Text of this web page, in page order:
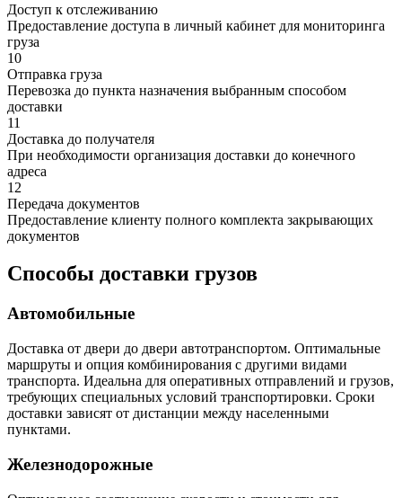
Доступ к отслеживанию
Предоставление доступа в личный кабинет для мониторинга
груза
10
Отправка груза
Перевозка до пункта назначения выбранным способом
доставки
11
Доставка до получателя
При необходимости организация доставки до конечного
адреса
12
Передача документов
Предоставление клиенту полного комплекта закрывающих
документов
Способы доставки грузов
Автомобильные
Доставка от двери до двери автотранспортом. Оптимальные
маршруты и опция комбинирования с другими видами
транспорта. Идеальна для оперативных отправлений и грузов,
требующих специальных условий транспортировки. Сроки
доставки зависят от дистанции между населенными
пунктами.
Железнодорожные